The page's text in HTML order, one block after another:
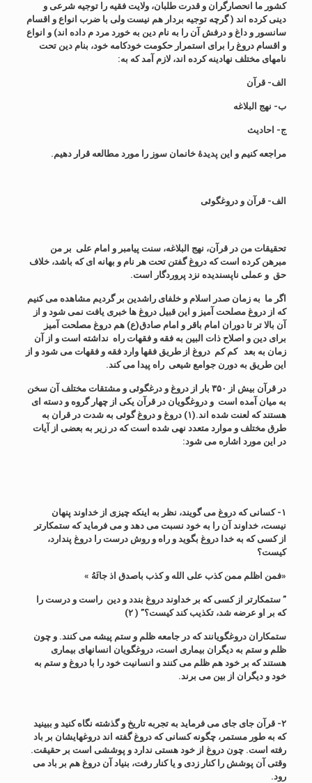
کشور ما انحصارگران و قدرت طلبان، ولایت فقیه را توجیه شرعی و
دینی کرده اند ( گرچه توجیه بردار هم نیست ولی با ضرب انواع و اقسام
سانسور و داغ و درفش آن را به نام دین به خورد مرد م داده اند) و انواع
و اقسام دروغ را برای استمرار حکومت خودکامه خود، بنام دین تحت
نامهای مختلف نهادینه کرده اند، لازم آمد که به:
الف- قرآن
ب- نهج البلاغه
ج- احادیث
مراجعه کنیم و این پدیدۀ خانمان سوز را مورد مطالعه قرار دهیم.
الف- قرآن و دروغگوئی
تحقیقات من در قرآن، نهج البلاغه، سنت پیامبر و امام علی بر من
مبرهن کرده است که دروغ گفتن تحت هر نام و بهانه ای که باشد، خلاف
حق و عملی ناپسندیده نزد پروردگار است.
اگر ما به زمان صدر اسلام و خلفای راشدین بر گردیم مشاهده می کنیم
که از دروغ مصلحت آمیز و این قبیل دروغ ها خبری یافت نمی شود و از
آن بالا تر تا دوران امام باقر و امام صادق(ع) هم دروغ مصلحت آمیز
برای دین و اصلاح ذات البین به فقه و فقهات راه نداشته است و از آن
زمان به بعد کم کم دروغ از طریق فقها وارد فقه و فقهات می شود و از
این طریق به دورن جوامع شیعی راه پیدا می کند.
در قرآن بیش از ۳۵۰ بار از دروغ و درغگوئی و مشتقات مختلف آن سخن
به میان آمده است و دروغگویان در قرآن یکی از چهار گروه و دسته ای
هستند که لعنت شده اند.(۱) دروغ و دروغ گوئی به شدت در قران به
طرق مختلف و موارد متعدد نهی شده است که در زیر به بعضی از آیات
در این مورد اشاره می شود:
۱- کسانی که دروغ می گویند، نظر به اینکه چیزی از خداوند پنهان
نیست، خداوند آن را به خود نسبت می دهد و می فرماید که ستمکارتر
از کسی که به خدا دروغ بگوید و راه و روش درست را دروغ پندارد،
کیست؟
«فمن اظلم ممن کذب علی الله و کذب باصدق اذ جائَهُ »
” ستمکارتر از کسی که بر خداوند دروغ بندد و دین راست و درست را
که بر او عرضه شد، تکذیب کند کیست؟” ( ۲)
ستمکاران دروغگویانند که در جامعه ظلم و ستم پیشه می کنند. و چون
ظلم و ستم به دیگران بیماری است، دروغگویان انسانهای بیماری
هستند که بر خود هم ظلم می کنند و انسانیت خود را با دروغ و ستم به
خود و دیگران از بین می برند.
۲- قرآن جای جای می فرماید به تجربه تاریخ و گذشته نگاه کنید و ببینید
که به طور مستمر، چگونه کسانی که دروغ گفته اند دروغهایشان بر باد
رفته است. چون دروغ از خود هستی ندارد و پوششی است بر حقیقت.
وقتی آن پوشش را کنار زدی و یا کنار رفت، بنیاد آن دروغ هم بر باد می
رود.